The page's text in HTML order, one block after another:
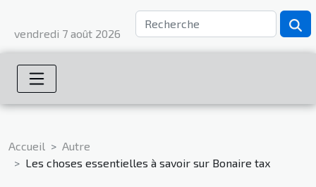
vendredi 7 août 2026
Accueil
Autre
Les choses essentielles à savoir sur Bonaire tax